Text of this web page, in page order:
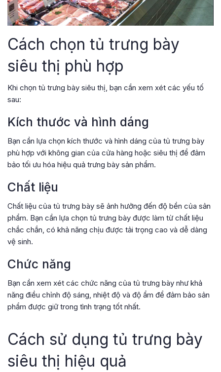
Cách chọn tủ trưng bày
siêu thị phù hợp
Khi chọn tủ trưng bày siêu thị, bạn cần xem xét các yếu tố
sau:
Kích thước và hình dáng
Bạn cần lựa chọn kích thước và hình dáng của tủ trưng bày
phù hợp với không gian của cửa hàng hoặc siêu thị để đảm
bảo tối ưu hóa hiệu quả trưng bày sản phẩm.
Chất liệu
Chất liệu của tủ trưng bày sẽ ảnh hưởng đến độ bền của sản
phẩm. Bạn cần lựa chọn tủ trưng bày được làm từ chất liệu
chắc chắn, có khả năng chịu được tải trọng cao và dễ dàng
vệ sinh.
Chức năng
Bạn cần xem xét các chức năng của tủ trưng bày như khả
năng điều chỉnh độ sáng, nhiệt độ và độ ẩm để đảm bảo sản
phẩm được giữ trong tình trạng tốt nhất.
Cách sử dụng tủ trưng bày
siêu thị hiệu quả